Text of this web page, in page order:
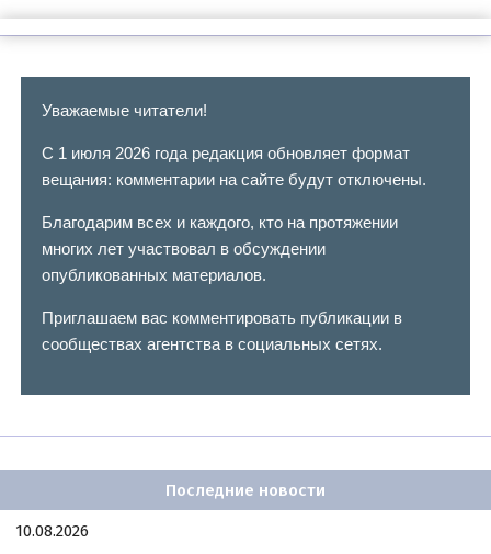
Уважаемые читатели!
С 1 июля 2026 года редакция обновляет формат
вещания: комментарии на сайте будут отключены.
Благодарим всех и каждого, кто на протяжении
многих лет участвовал в обсуждении
опубликованных материалов.
Приглашаем вас комментировать публикации в
сообществах агентства в социальных сетях.
Последние новости
10.08.2026